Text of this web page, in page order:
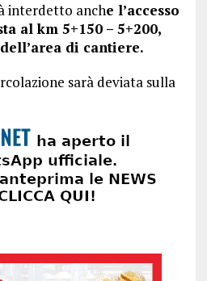
interdetto anche l’accesso
al km 5+150 – 5+200,
di cantiere.
sarà deviata sulla